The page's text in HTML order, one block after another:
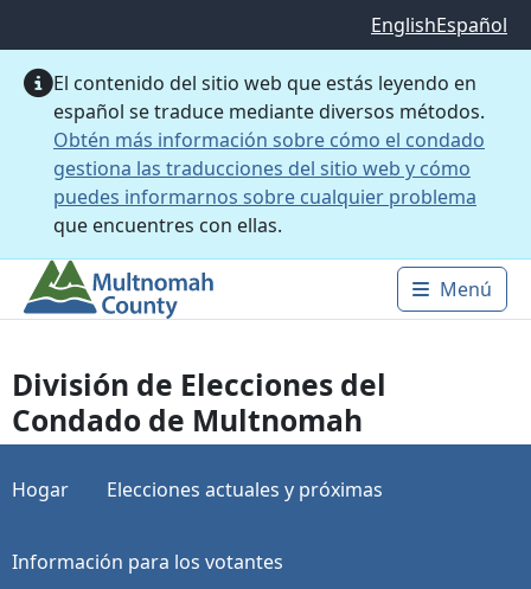
EnglishEspañol
El contenido del sitio web que estás leyendo en
español se traduce mediante diversos métodos.
Obtén más información sobre cómo el condado
gestiona las traducciones del sitio web y cómo
puedes informarnos sobre cualquier problema
que encuentres con ellas.
Main
Menú
División de Elecciones del
Condado de Multnomah
Hogar Elecciones actuales y próximas
Información para los votantes